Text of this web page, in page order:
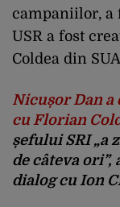
campaniilor, a
USR a fost
Coldea din
Nicușor Dan a
cu Florian
șefului SRI „a
de câteva
dialog cu Ion